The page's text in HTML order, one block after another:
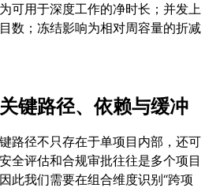
可用于深度工作的净时长；并发上
数；冻结影响为相对周容量的折减
键路径、依赖与缓冲
路径不只存在于单项目内部，还可
全评估和合规审批往往是多个项目
此我们需要在组合维度识别“跨项